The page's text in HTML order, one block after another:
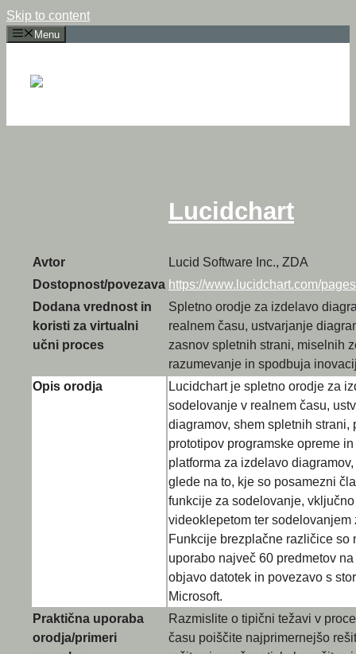
Skip to content
Menu
Lucidchart
Avtor
Lucid Software Inc., ZDA
Dostopnost/povezava https://www.lucidchart.com/
Dodana vrednost in
koristi za virtualni
učni proces
Spletno orodje za izdelavo
realnem času, ustvarjanje
zasnov spletnih strani, miselnih
razumevanje in spodbuja
Opis orodja
Lucidchart je spletno orodje za
sodelovanje v realnem času,
diagramov, shem spletnih
prototipov programske opreme
platforma za izdelavo
glede na to, kje so posamezni
funkcije za sodelovanje,
videoklepetom ter
Funkcije brezplačne različice
uporabo največ 60 predmetov
objavo datotek in povezavo s
Microsoft.
Praktična uporaba
orodja/primeri
Razmislite o tipični težavi v
času poiščite najprimernejšo